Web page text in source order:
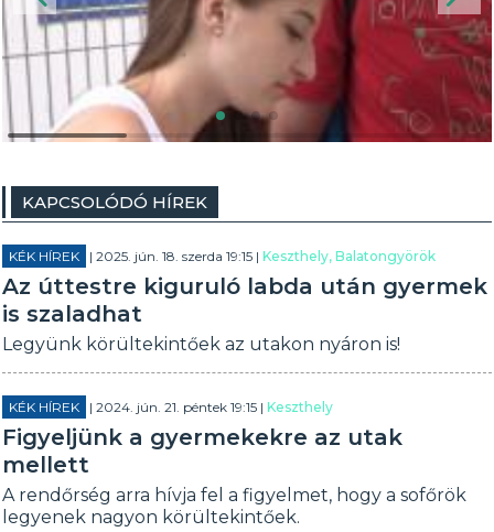
KAPCSOLÓDÓ HÍREK
KÉK HÍREK | 2025. jún. 18. szerda 19:15 |Keszthely, Balatongyörök
Az úttestre kiguruló labda után gyermek
is szaladhat
Legyünk körültekintőek az utakon nyáron is!
KÉK HÍREK | 2024. jún. 21. péntek 19:15 |Keszthely
Figyeljünk a gyermekekre az utak
mellett
A rendőrség arra hívja fel a figyelmet, hogy a sofőrök
legyenek nagyon körültekintőek.